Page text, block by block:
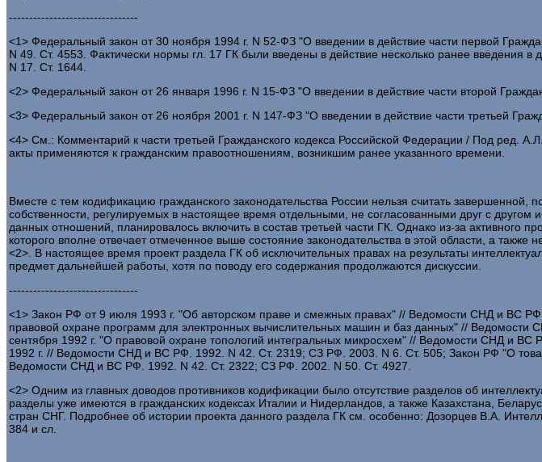
--------------------------------
<1> Федеральный закон от 30 ноября 1994 г. N 52-ФЗ "О введении в действие части первой
N 49. Ст. 4553. Фактически нормы гл. 17 ГК были введены в действие несколько ранее введения
N 17. Ст. 1644.
<2> Федеральный закон от 26 января 1996 г. N 15-ФЗ "О введении в действие части второй
<3> Федеральный закон от 26 ноября 2001 г. N 147-ФЗ "О введении в действие части третьей
<4> См.: Комментарий к части третьей Гражданского кодекса Российской Федерации / Под ред.
акты применяются к гражданским правоотношениям, возникшим ранее указанного времени.
Вместе с тем кодификацию гражданского законодательства России нельзя считать завершенной,
собственности, регулируемых в настоящее время отдельными, не согласованными друг с
данных отношений, планировалось включить в состав третьей части ГК. Однако из-за активного
которого вполне отвечает отмеченное выше состояние законодательства в этой области, а
<2>. В настоящее время проект раздела ГК об исключительных правах на результаты
предмет дальнейшей работы, хотя по поводу его содержания продолжаются дискуссии.
--------------------------------
<1> Закон РФ от 9 июля 1993 г. "Об авторском праве и смежных правах" // Ведомости СНД и ВС
правовой охране программ для электронных вычислительных машин и баз данных" //
сентября 1992 г. "О правовой охране топологий интегральных микросхем" // Ведомости СНД и
1992 г. // Ведомости СНД и ВС РФ. 1992. N 42. Ст. 2319; СЗ РФ. 2003. N 6. Ст. 505; Закон РФ "О
Ведомости СНД и ВС РФ. 1992. N 42. Ст. 2322; СЗ РФ. 2002. N 50. Ст. 4927.
<2> Одним из главных доводов противников кодификации было отсутствие разделов об
разделы уже имеются в гражданских кодексах Италии и Нидерландов, а также Казахстана,
стран СНГ. Подробнее об истории проекта данного раздела ГК см. особенно: Дозорцев В.А.
384 и сл.